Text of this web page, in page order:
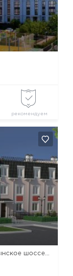
рекомендуем
г. Астана, мкрн Ильинка, ул. Коргалжынское шоссе / ул. Үкілі Ыбырай, 15